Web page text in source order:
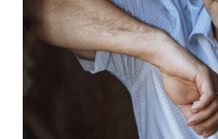
Саша Л.
Давно хотела попробовать улучшить
свой участок и по итогу обратилась
к данной компании, особенно
хотела бы выразить большую